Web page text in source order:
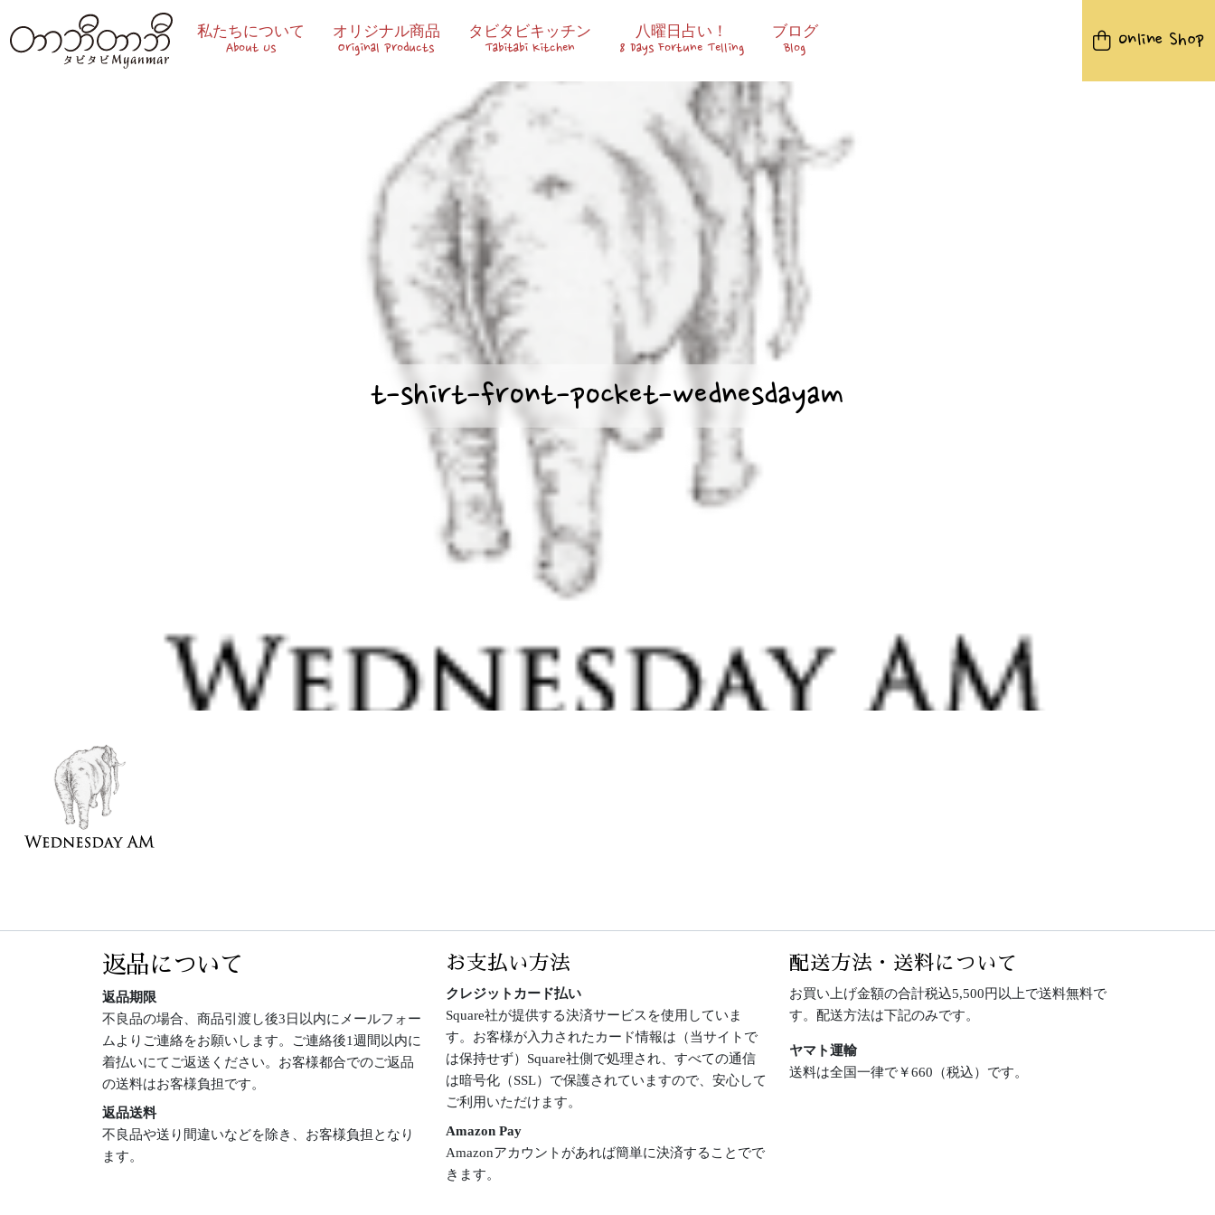
私たちについて
About Us
オリジナル商品
Original Products
タビタビキッチン
Tabitabi Kitchen
八曜日占い！
8 Days Fortune Telling
ブログ
Blog Online Shop
t-shirt-front-pocket-wednesdayam
返品について
返品期限
不良品の場合、商品引渡し後3日以内にメールフォー
ムよりご連絡をお願いします。ご連絡後1週間以内に
着払いにてご返送ください。お客様都合でのご返品
の送料はお客様負担です。
返品送料
不良品や送り間違いなどを除き、お客様負担となり
ます。
お支払い方法
クレジットカード払い
Square社が提供する決済サービスを使用していま
す。お客様が入力されたカード情報は（当サイトで
は保持せず）Square社側で処理され、すべての通信
は暗号化（SSL）で保護されていますので、安心して
ご利用いただけます。
Amazon Pay
Amazonアカウントがあれば簡単に決済することでで
きます。
配送方法・送料について
お買い上げ金額の合計税込5,500円以上で送料無料で
す。配送方法は下記のみです。
ヤマト運輸
送料は全国一律で￥660（税込）です。